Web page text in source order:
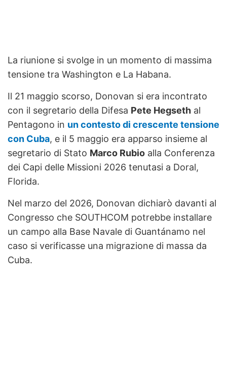
La riunione si svolge in un momento di massima
tensione tra Washington e La Habana.
Il 21 maggio scorso, Donovan si era incontrato
con il segretario della Difesa Pete Hegseth al
Pentagono in un contesto di crescente tensione
con Cuba, e il 5 maggio era apparso insieme al
segretario di Stato Marco Rubio alla Conferenza
dei Capi delle Missioni 2026 tenutasi a Doral,
Florida.
Nel marzo del 2026, Donovan dichiarò davanti al
Congresso che SOUTHCOM potrebbe installare
un campo alla Base Navale di Guantánamo nel
caso si verificasse una migrazione di massa da
Cuba.